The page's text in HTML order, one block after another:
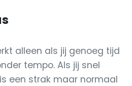
alleen als jij genoeg tijd
tempo. Als jij snel
een strak maar normaal